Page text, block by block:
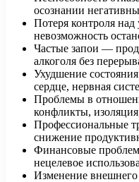
осознании
Потеря контроля
невозможность
Частые запои —
алкоголя без
Ухудшение
сердце, нервная
Проблемы в
конфликты,
Профессиональные
снижение
Финансовые
нецелевое
Изменение